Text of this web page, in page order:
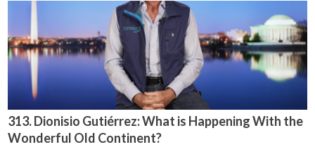
313. Dionisio Gutiérrez: What is Happening With the
Wonderful Old Continent?